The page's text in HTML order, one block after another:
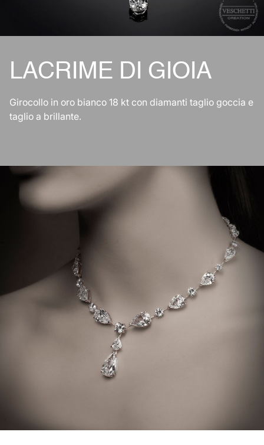
LACRIME DI GIOIA
Girocollo in oro bianco 18 kt con diamanti taglio goccia e
taglio a brillante.